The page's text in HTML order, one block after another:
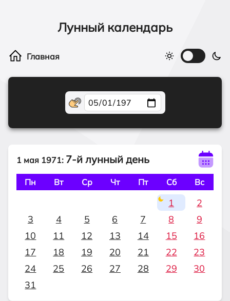
Лунный календарь
1 мая 1971: 7-й лунный день
Пн Вт Ср Чт Пт Сб Вс
1
2
3
4 5 6 7 8
9
10
11 12 13 14 15
16
17
18 19 20 21 22
23
24
25 26 27 28 29
30
31